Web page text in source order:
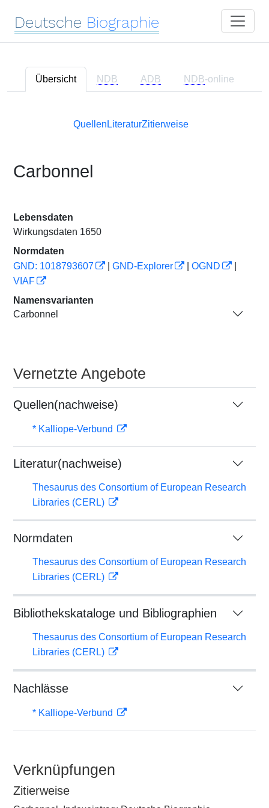
Deutsche Biographie
Übersicht NDB ADB NDB-online
Quellen LiteraturZitierweise
Carbonnel
Lebensdaten
Wirkungsdaten 1650
Normdaten
GND: 1018793607
GND-Explorer OGND
VIAF
Namensvarianten
Carbonnel
Vernetzte Angebote
Quellen(nachweise)
* Kalliope-Verbund
Literatur(nachweise)
Thesaurus des Consortium of European Research
Libraries (CERL)
Normdaten
Thesaurus des Consortium of European Research
Libraries (CERL)
Bibliothekskataloge und Bibliographien
Thesaurus des Consortium of European Research
Libraries (CERL)
Nachlässe
* Kalliope-Verbund
Verknüpfungen
Zitierweise